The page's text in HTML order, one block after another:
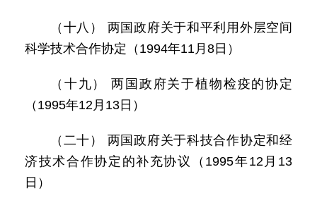
（十八） 两国政府关于和平利用外层空间
科学技术合作协定（1994年11月8日）
（十九） 两国政府关于植物检疫的协定
（1995年12月13日）
（二十） 两国政府关于科技合作协定和经
济技术合作协定的补充协议（1995年12月13
日）